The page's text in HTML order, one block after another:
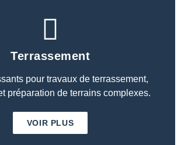
Terrassement
pour travaux de terrassement,
préparation de terrains complexes.
VOIR PLUS